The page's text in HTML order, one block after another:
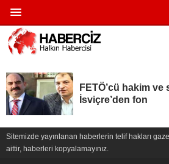
FETÖ’cü hakim ve
İsviçre’den fon
Sitemizde yayınlanan haberlerin telif hakları
aittir, haberleri kopyalamayınız.